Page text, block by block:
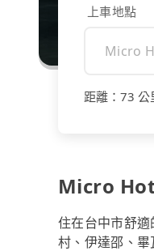
上車地點
距離 ： 73 公
Micro
住在台中市舒
村、伊達邵、